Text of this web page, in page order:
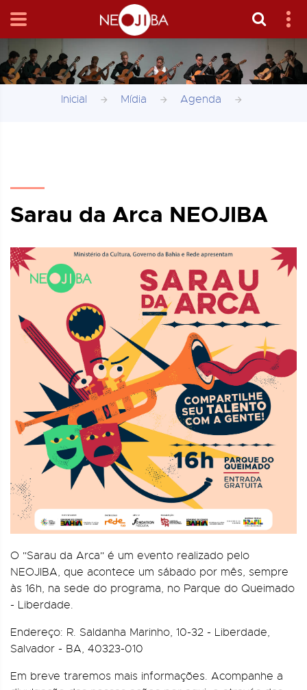
Inicial Mídia Agenda
Sarau da Arca NEOJIBA
O "Sarau da Arca" é um evento realizado pelo
NEOJIBA, que acontece um sábado por mês, sempre
às 16h, na sede do programa, no Parque do Queimado
- Liberdade.
Endereço: R. Saldanha Marinho, 10-32 - Liberdade,
Salvador - BA, 40323-010
Em breve traremos mais informações. Acompanhe a